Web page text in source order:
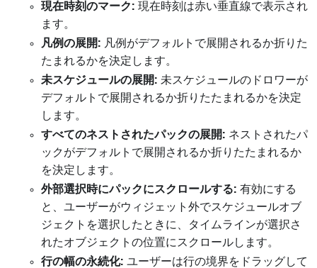
現在時刻のマーク: 現在時刻は赤い垂直線で表示され
ます。
凡例の展開: 凡例がデフォルトで展開されるか折りた
たまれるかを決定します。
未スケジュールの展開: 未スケジュールのドロワーが
デフォルトで展開されるか折りたたまれるかを決定
します。
すべてのネストされたパックの展開: ネストされたパ
ックがデフォルトで展開されるか折りたたまれるか
を決定します。
外部選択時にパックにスクロールする: 有効にする
と、ユーザーがウィジェット外でスケジュールオブ
ジェクトを選択したときに、タイムラインが選択さ
れたオブジェクトの位置にスクロールします。
行の幅の永続化: ユーザーは行の境界をドラッグして